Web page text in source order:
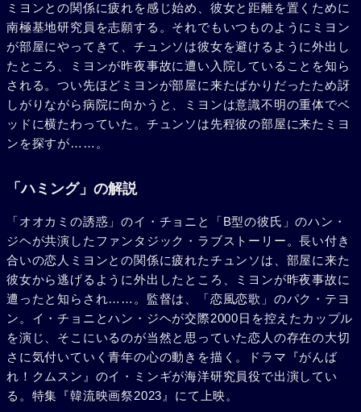
ミヨンとの関係に疲れを感じ始め、彼女と距離を置くために
南極基地研究員を志願する。それでもいつものようにミヨン
が部屋にやってきて、チュンソは彼女を避けるように外出し
たところ、ミヨンが昨夜事故に遭い入院していることを知ら
される。つい先ほどミヨンが部屋に来たばかりだったため訝
しがりながら病院に向かうと、ミヨンは意識不明の重体でベ
ッドに横たわっていた。チュンソは先程彼の部屋に来たミヨ
ンを探すが……。
「ハミング」の解説
「オオカミの誘惑」のイ・チョニと「B型の彼氏」のハン・
ジヘが共演したファンタジック・ラブストーリー。長い付き
合いの恋人ミヨンとの関係に疲れたチュンソは、部屋に来た
彼女から逃げるように外出したところ、ミヨンが昨夜事故に
遭ったと知らされ……。監督は、「恋風恋歌」のパク・テヨ
ン。イ・チョニとハン・ジヘが交際2000日を控えたカップル
を演じ、そこにいるのが当然と思っていた恋人の存在の大切
さに気付いていく青年の心の動きを描く。ドラマ『がんば
れ！クムスン』のイ・ミンギが海洋研究員役で出演してい
る。特集『韓流映画祭2023』にて上映。